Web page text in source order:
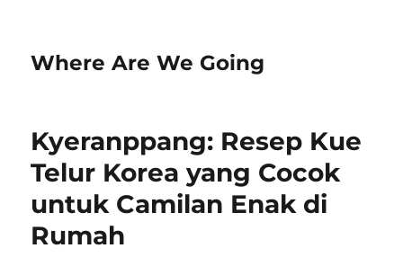
Where Are We Going
Kyeranppang: Resep Kue
Telur Korea yang Cocok
untuk Camilan Enak di
Rumah